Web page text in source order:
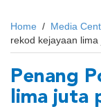
Home / Media
rekod kejayaan
Penang
lima juta